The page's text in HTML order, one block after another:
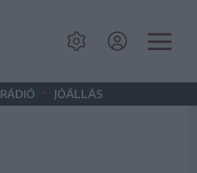
RÁDIÓ • JÓÁLLÁS